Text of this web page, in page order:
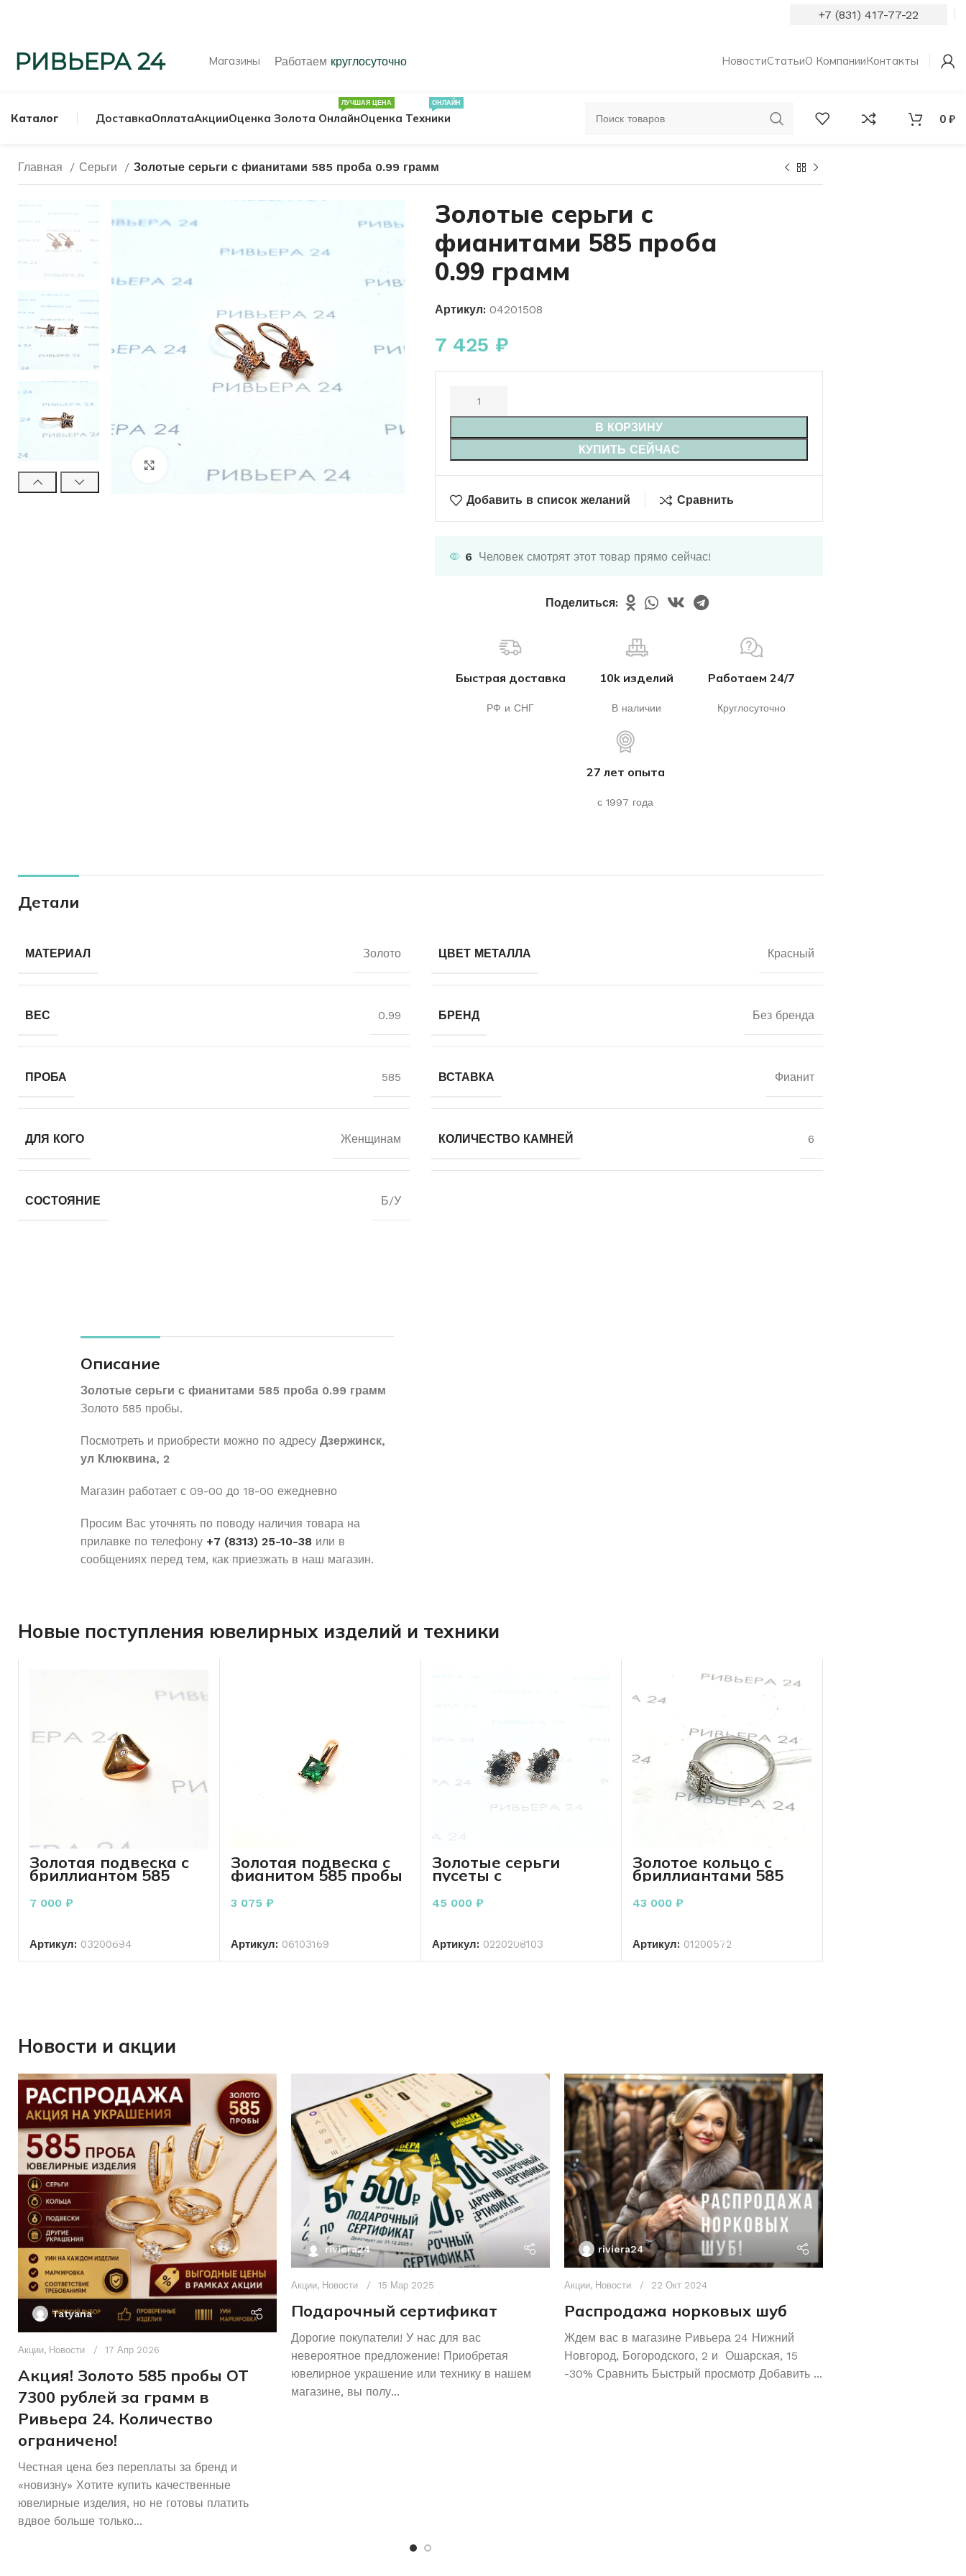
+7 (831) 417-77-22
Магазины Работаем круглосуточно НовостиСтатьиО КомпанииКонтакты
Каталог
МУЖСКИЕ КОЛЬЦА ПЕЧАТКИ КОЛЬЦА 583 ПРОБЫ
ОБРУЧАЛЬНЫЕ
КОЛЬЦА С
ДоставкаОплатаАкцииОценка Золота Онлайн
ЛУЧШАЯ ЦЕНА
Оценка Техники
ОНЛАЙН
0 ₽
Главная Серьги Золотые серьги с фианитами 585 проба 0.99 грамм
Золотые серьги с
фианитами 585 проба
0.99 грамм
Артикул: 04201508
7 425 ₽
В КОРЗИНУ
КУПИТЬ СЕЙЧАС
Добавить в список желаний Сравнить
6 Человек смотрят этот товар прямо сейчас!
Поделиться:
Быстрая доставка
РФ и СНГ
10k изделий
В наличии
Работаем 24/7
Круглосуточно
27 лет опыта
с 1997 года
Детали
МАТЕРИАЛ Золото ЦВЕТ МЕТАЛЛА Красный
ВЕС 0.99 БРЕНД Без бренда
ПРОБА 585 ВСТАВКА Фианит
ДЛЯ КОГО Женщинам КОЛИЧЕСТВО КАМНЕЙ 6
СОСТОЯНИЕ Б/У
Описание
Золотые серьги с фианитами 585 проба 0.99 грамм
Золото 585 пробы.
Посмотреть и приобрести можно по адресу Дзержинск,
ул Клюквина, 2
Магазин работает с 09-00 до 18-00 ежедневно
Просим Вас уточнять по поводу наличия товара на
прилавке по телефону +7 (8313) 25-10-38 или в
сообщениях перед тем, как приезжать в наш магазин.
Новые поступления ювелирных изделий и техники
Золотая подвеска с
бриллиантом 585
пробы 0.70 грамм
7 000 ₽
Артикул: 03200694
Золотая подвеска с
фианитом 585 пробы
0,41 грамм
3 075 ₽
Артикул: 06103169
Золотые серьги
пусеты с
бриллиантами 585
пробы 2,93 грамм
45 000 ₽
Артикул: 0220208103
Золотое кольцо с
бриллиантами 585
пробы 2.01 грамм
р.17
43 000₽
Артикул: 01200572
Новости и акции
Tatyana
Акции, Новости 17 Апр 2026
Акция! Золото 585 пробы ОТ
7300 рублей за грамм в
Ривьера 24. Количество
ограничено!
Честная цена без переплаты за бренд и
«новизну» Хотите купить качественные
ювелирные изделия, но не готовы платить
вдвое больше только...
riviera24
Акции, Новости 15 Мар 2025
Подарочный сертификат
Дорогие покупатели! У нас для вас
невероятное предложение! Приобретая
ювелирное украшение или технику в нашем
магазине, вы полу...
riviera24
Акции, Новости 22 Окт 2024
Распродажа норковых шуб
Ждем вас в магазине Ривьера 24 Нижний
Новгород, Богородского, 2 и Ошарская, 15
-30% Сравнить Быстрый просмотр Добавить ...